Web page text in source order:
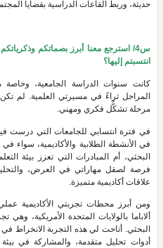
حديثة، وربط القاعات الدراسية بقضايا
س4/ استرجع معنا أبرز بصماتكم
انتسبتم إليها؟
كانت سنوات الدراسة الجامعية، وخاصة
المراحل ثراءً في مسيرتي العلمية. لم
مرحلة تشكُّل فكري ومهني.
في فترة انتسابي للجامعات التي درست
في الأنشطة الطلابية والأكاديمية، سواء
البحثي، أم المبادرات التي تعزز بيئة
فرصة لصقل مهاراتي في العرض،
علاقات أكاديمية متميزة.
ومن أبرز محطات تجربتي الأكاديمية
ألاباما بالولايات المتحدة الأمريكية،
البحثي. أتاحت لي هذه التجربة الانخراط
أدوات تحليل متقدمة، والمشاركة في